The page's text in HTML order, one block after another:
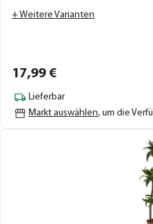
+ Weitere Varianten
17,99 €
Lieferbar
Markt auswählen, um die